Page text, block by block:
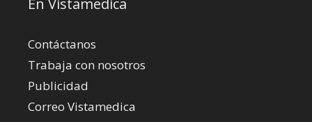
Contáctanos
Trabaja con nosotros
Publicidad
Correo Vistamedica